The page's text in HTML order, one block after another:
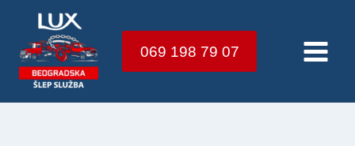
content
069 198 79 07